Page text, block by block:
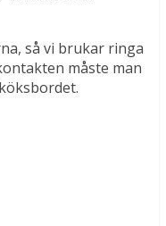
så vi brukar ringa
måste man